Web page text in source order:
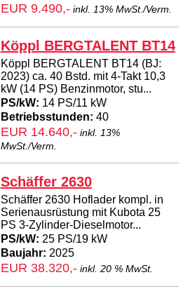
EUR 9.490,- inkl. 13% MwSt./Verm.
Köppl BERGTALENT BT14
Köppl BERGTALENT BT14 (BJ:
2023) ca. 40 Bstd. mit 4-Takt 10,3
kW (14 PS) Benzinmotor, stu...
PS/kW: 14 PS/11 kW
Betriebsstunden: 40
EUR 14.640,- inkl. 13%
MwSt./Verm.
Schäffer 2630
Schäffer 2630 Hoflader kompl. in
Serienausrüstung mit Kubota 25
PS 3-Zylinder-Dieselmotor...
PS/kW: 25 PS/19 kW
Baujahr: 2025
EUR 38.320,- inkl. 20 % MwSt.